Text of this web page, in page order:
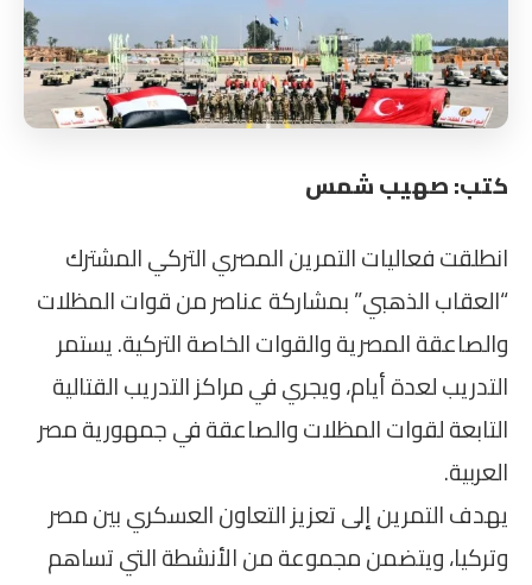
كتب: صهيب شمس
انطلقت فعاليات التمرين المصري التركي المشترك
“العقاب الذهبي” بمشاركة عناصر من قوات المظلات
والصاعقة المصرية والقوات الخاصة التركية. يستمر
التدريب لعدة أيام، ويجري في مراكز التدريب القتالية
التابعة لقوات المظلات والصاعقة في جمهورية مصر
العربية.
يهدف التمرين إلى تعزيز التعاون العسكري بين مصر
وتركيا، ويتضمن مجموعة من الأنشطة التي تساهم